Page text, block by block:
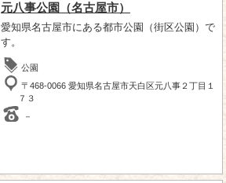
元八事公園（名古屋市）
愛知県名古屋市にある都市公園（街区公園）で
す。
公園
〒468-0066 愛知県名古屋市天白区元八事２丁目１
７３
－